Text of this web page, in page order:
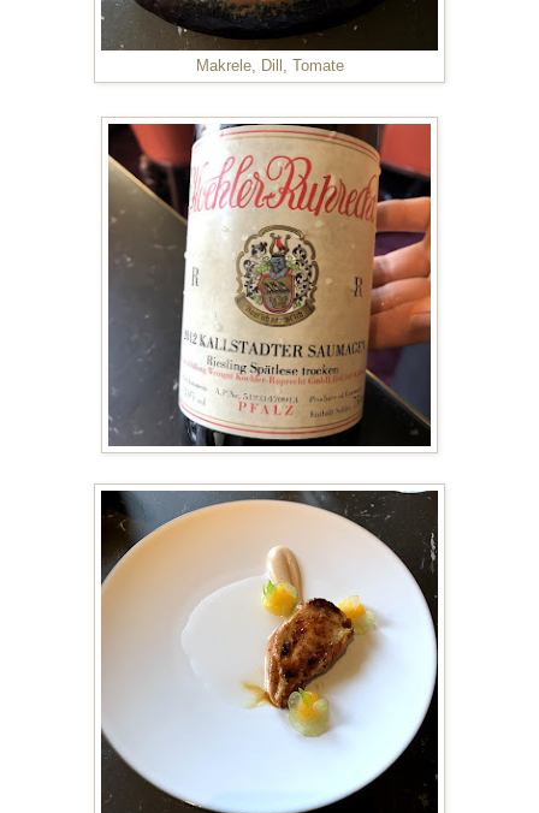
Makrele, Dill, Tomate